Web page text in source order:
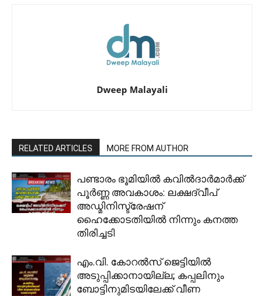
Dweep Malayali
RELATED ARTICLES MORE FROM AUTHOR
പണ്ടാരം ഭൂമിയിൽ കവിൽദാർമാർക്ക്
പൂർണ്ണ അവകാശം: ലക്ഷദ്വീപ്
അഡ്മിനിസ്ട്രേഷന്
ഹൈക്കോടതിയിൽ നിന്നും കനത്ത
തിരിച്ചടി
​എം.വി. കോറൽസ് ജെട്ടിയിൽ
അടുപ്പിക്കാനായില്ല; കപ്പലിനും
ബോട്ടിനുമിടയിലേക്ക് വീണ